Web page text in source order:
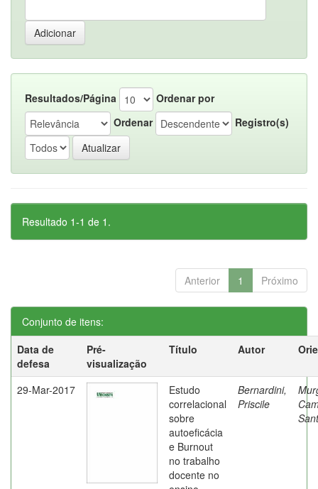
Resultados/Página
Ordenar por
Ordenar
Registro(s)
Resultado 1-1 de 1.
Anterior 1 Próximo
Conjunto de itens:
Data de
defesa
Pré-
visualização
Título Autor
29-Mar-2017
Estudo
correlacional
sobre
autoeficácia
e Burnout
no trabalho
docente no
Bernardini,
Priscile